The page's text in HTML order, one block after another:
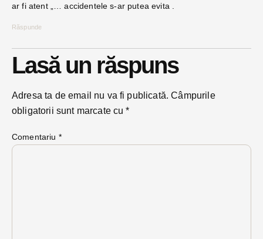
ar fi atent „… accidentele s-ar putea evita .
Răspunde
Lasă un răspuns
Adresa ta de email nu va fi publicată. Câmpurile
obligatorii sunt marcate cu*
Comentariu *